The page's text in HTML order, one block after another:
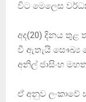
විට මෙලෙස
අද(20) දිනය තුළ
වී ඇතැයි සෞඛ්‍ය
අනිල් ජාසිංහ
ඒ අනුව